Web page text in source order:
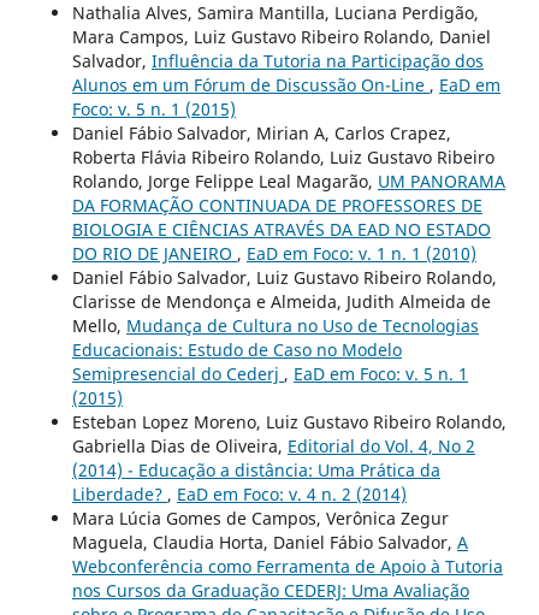
Nathalia Alves, Samira Mantilla, Luciana Perdigão,
Mara Campos, Luiz Gustavo Ribeiro Rolando, Daniel
Salvador, Influência da Tutoria na Participação dos
Alunos em um Fórum de Discussão On-Line , EaD em
Foco: v. 5 n. 1 (2015)
Daniel Fábio Salvador, Mirian A, Carlos Crapez,
Roberta Flávia Ribeiro Rolando, Luiz Gustavo Ribeiro
Rolando, Jorge Felippe Leal Magarão, UM PANORAMA
DA FORMAÇÃO CONTINUADA DE PROFESSORES DE
BIOLOGIA E CIÊNCIAS ATRAVÉS DA EAD NO ESTADO
DO RIO DE JANEIRO , EaD em Foco: v. 1 n. 1 (2010)
Daniel Fábio Salvador, Luiz Gustavo Ribeiro Rolando,
Clarisse de Mendonça e Almeida, Judith Almeida de
Mello, Mudança de Cultura no Uso de Tecnologias
Educacionais: Estudo de Caso no Modelo
Semipresencial do Cederj , EaD em Foco: v. 5 n. 1
(2015)
Esteban Lopez Moreno, Luiz Gustavo Ribeiro Rolando,
Gabriella Dias de Oliveira, Editorial do Vol. 4, No 2
(2014) - Educação a distância: Uma Prática da
Liberdade? , EaD em Foco: v. 4 n. 2 (2014)
Mara Lúcia Gomes de Campos, Verônica Zegur
Maguela, Claudia Horta, Daniel Fábio Salvador, A
Webconferência como Ferramenta de Apoio à Tutoria
nos Cursos da Graduação CEDERJ: Uma Avaliação